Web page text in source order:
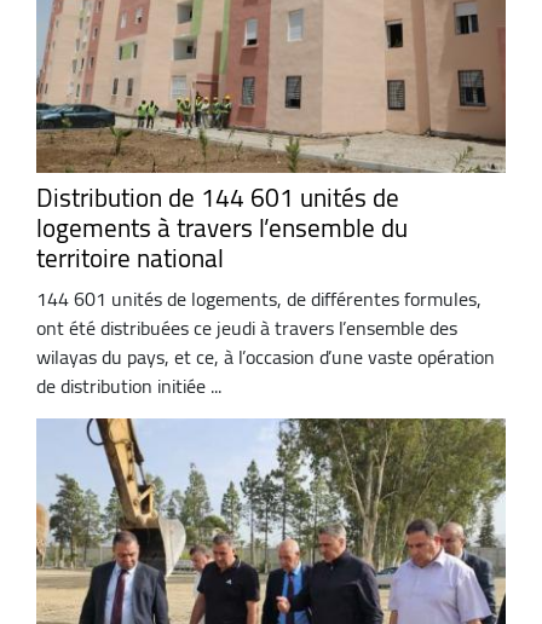
Distribution de 144 601 unités de
logements à travers l’ensemble du
territoire national
144 601 unités de logements, de différentes formules,
ont été distribuées ce jeudi à travers l’ensemble des
wilayas du pays, et ce, à l’occasion d’une vaste opération
de distribution initiée ...